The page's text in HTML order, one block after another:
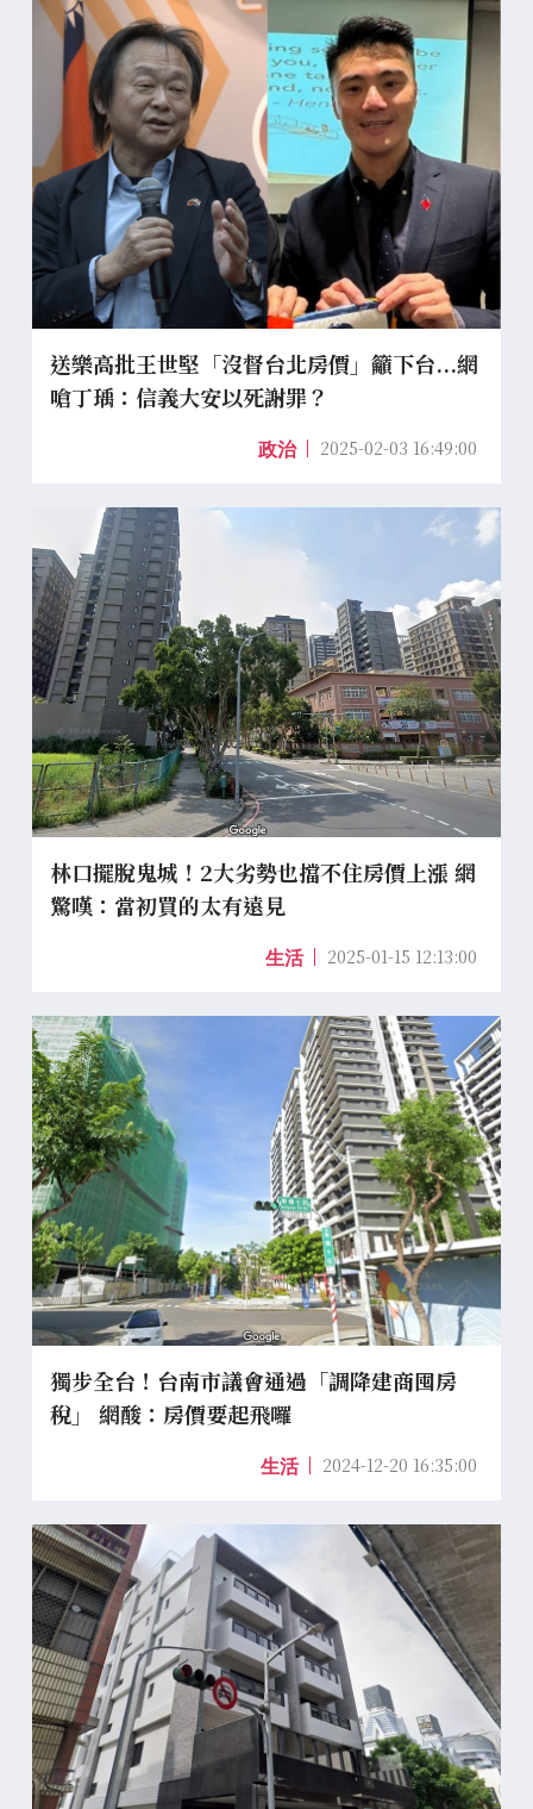
送樂高批王世堅「沒督台北房價」籲下台...網
嗆丁瑀：信義大安以死謝罪？
政治 2025-02-03 16:49:00
林口擺脫鬼城！2大劣勢也擋不住房價上漲 網
驚嘆：當初買的太有遠見
生活 2025-01-15 12:13:00
獨步全台！台南市議會通過「調降建商囤房
稅」 網酸：房價要起飛囉
生活 2024-12-20 16:35:00